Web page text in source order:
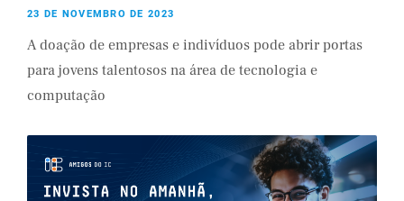
23 DE NOVEMBRO DE 2023
A doação de empresas e indivíduos pode abrir portas
para jovens talentosos na área de tecnologia e
computação